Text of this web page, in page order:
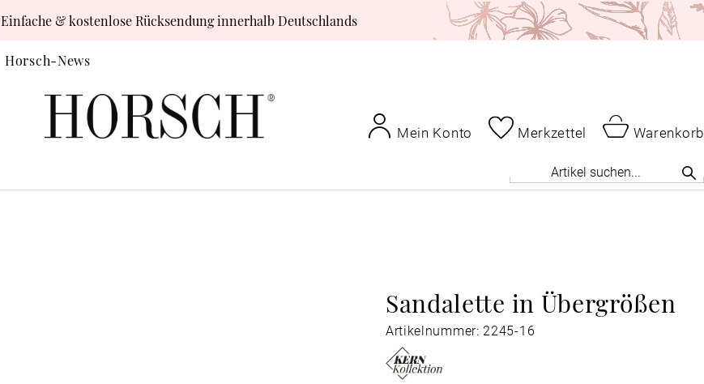
Einfache & kostenlose Rücksendung innerhalb Deutschlands
Horsch-News
Mein Konto Merkzettel
Warenkorb
Sandalette in Übergrößen
Artikelnummer: 2245-16